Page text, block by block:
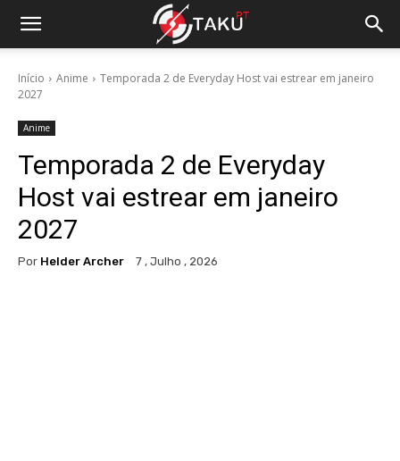
Início Anime
Temporada 2 de Everyday Host vai estrear em janeiro
2027
Anime
Temporada 2 de Everyday
Host vai estrear em janeiro
2027
Por Helder Archer 7 , Julho , 2026